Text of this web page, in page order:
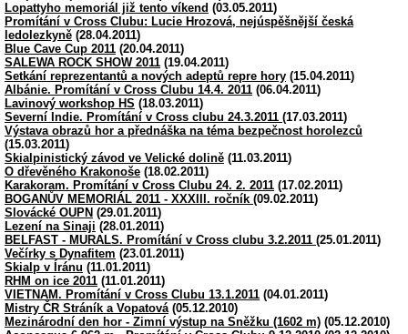
Lopattyho memoriál již tento víkend (03.05.2011)
Promítání v Cross Clubu: Lucie Hrozová, nejúspěšnější česká
ledolezkyně (28.04.2011)
Blue Cave Cup 2011 (20.04.2011)
SALEWA ROCK SHOW 2011 (19.04.2011)
Setkání reprezentantů a nových adeptů repre hory (15.04.2011)
Albánie. Promítání v Cross Clubu 14.4. 2011 (06.04.2011)
Lavinový workshop HS (18.03.2011)
Severní Indie. Promítání v Cross clubu 24.3.2011 (17.03.2011)
Výstava obrazů hor a přednáška na téma bezpečnost horolezců
(15.03.2011)
Skialpinistický závod ve Velické dolině (11.03.2011)
O dřevěného Krakonoše (18.02.2011)
Karakoram. Promítání v Cross Clubu 24. 2. 2011 (17.02.2011)
BOGANŮV MEMORIÁL 2011 - XXXIII. ročník (09.02.2011)
Slovácké OUPN (29.01.2011)
Lezení na Sinaji (28.01.2011)
BELFAST - MURALS. Promítání v Cross clubu 3.2.2011 (25.01.2011)
Večírky s Dynafitem (23.01.2011)
Skialp v Íránu (11.01.2011)
RHM on ice 2011 (11.01.2011)
VIETNAM. Promítání v Cross Clubu 13.1.2011 (04.01.2011)
Mistry ČR Stráník a Vopatová (05.12.2010)
Mezinárodní den hor - Zimní výstup na Sněžku (1602 m) (05.12.2010)